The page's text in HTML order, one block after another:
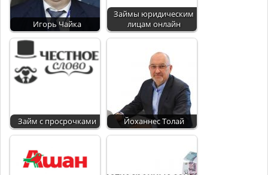
Игорь Чайка
Займы юридическим
лицам онлайн
Займ с просрочками Йоханнес Толай